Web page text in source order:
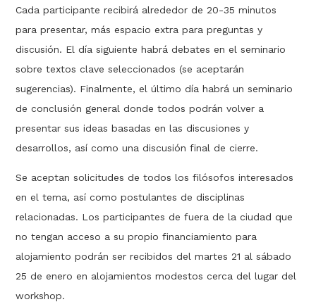
Cada participante recibirá alrededor de 20-35 minutos
para presentar, más espacio extra para preguntas y
discusión. El día siguiente habrá debates en el seminario
sobre textos clave seleccionados (se aceptarán
sugerencias). Finalmente, el último día habrá un seminario
de conclusión general donde todos podrán volver a
presentar sus ideas basadas en las discusiones y
desarrollos, así como una discusión final de cierre.
Se aceptan solicitudes de todos los filósofos interesados ​​
en el tema, así como postulantes de disciplinas
relacionadas. Los participantes de fuera de la ciudad que
no tengan acceso a su propio financiamiento para
alojamiento podrán ser recibidos del martes 21 al sábado
25 de enero en alojamientos modestos cerca del lugar del
workshop.